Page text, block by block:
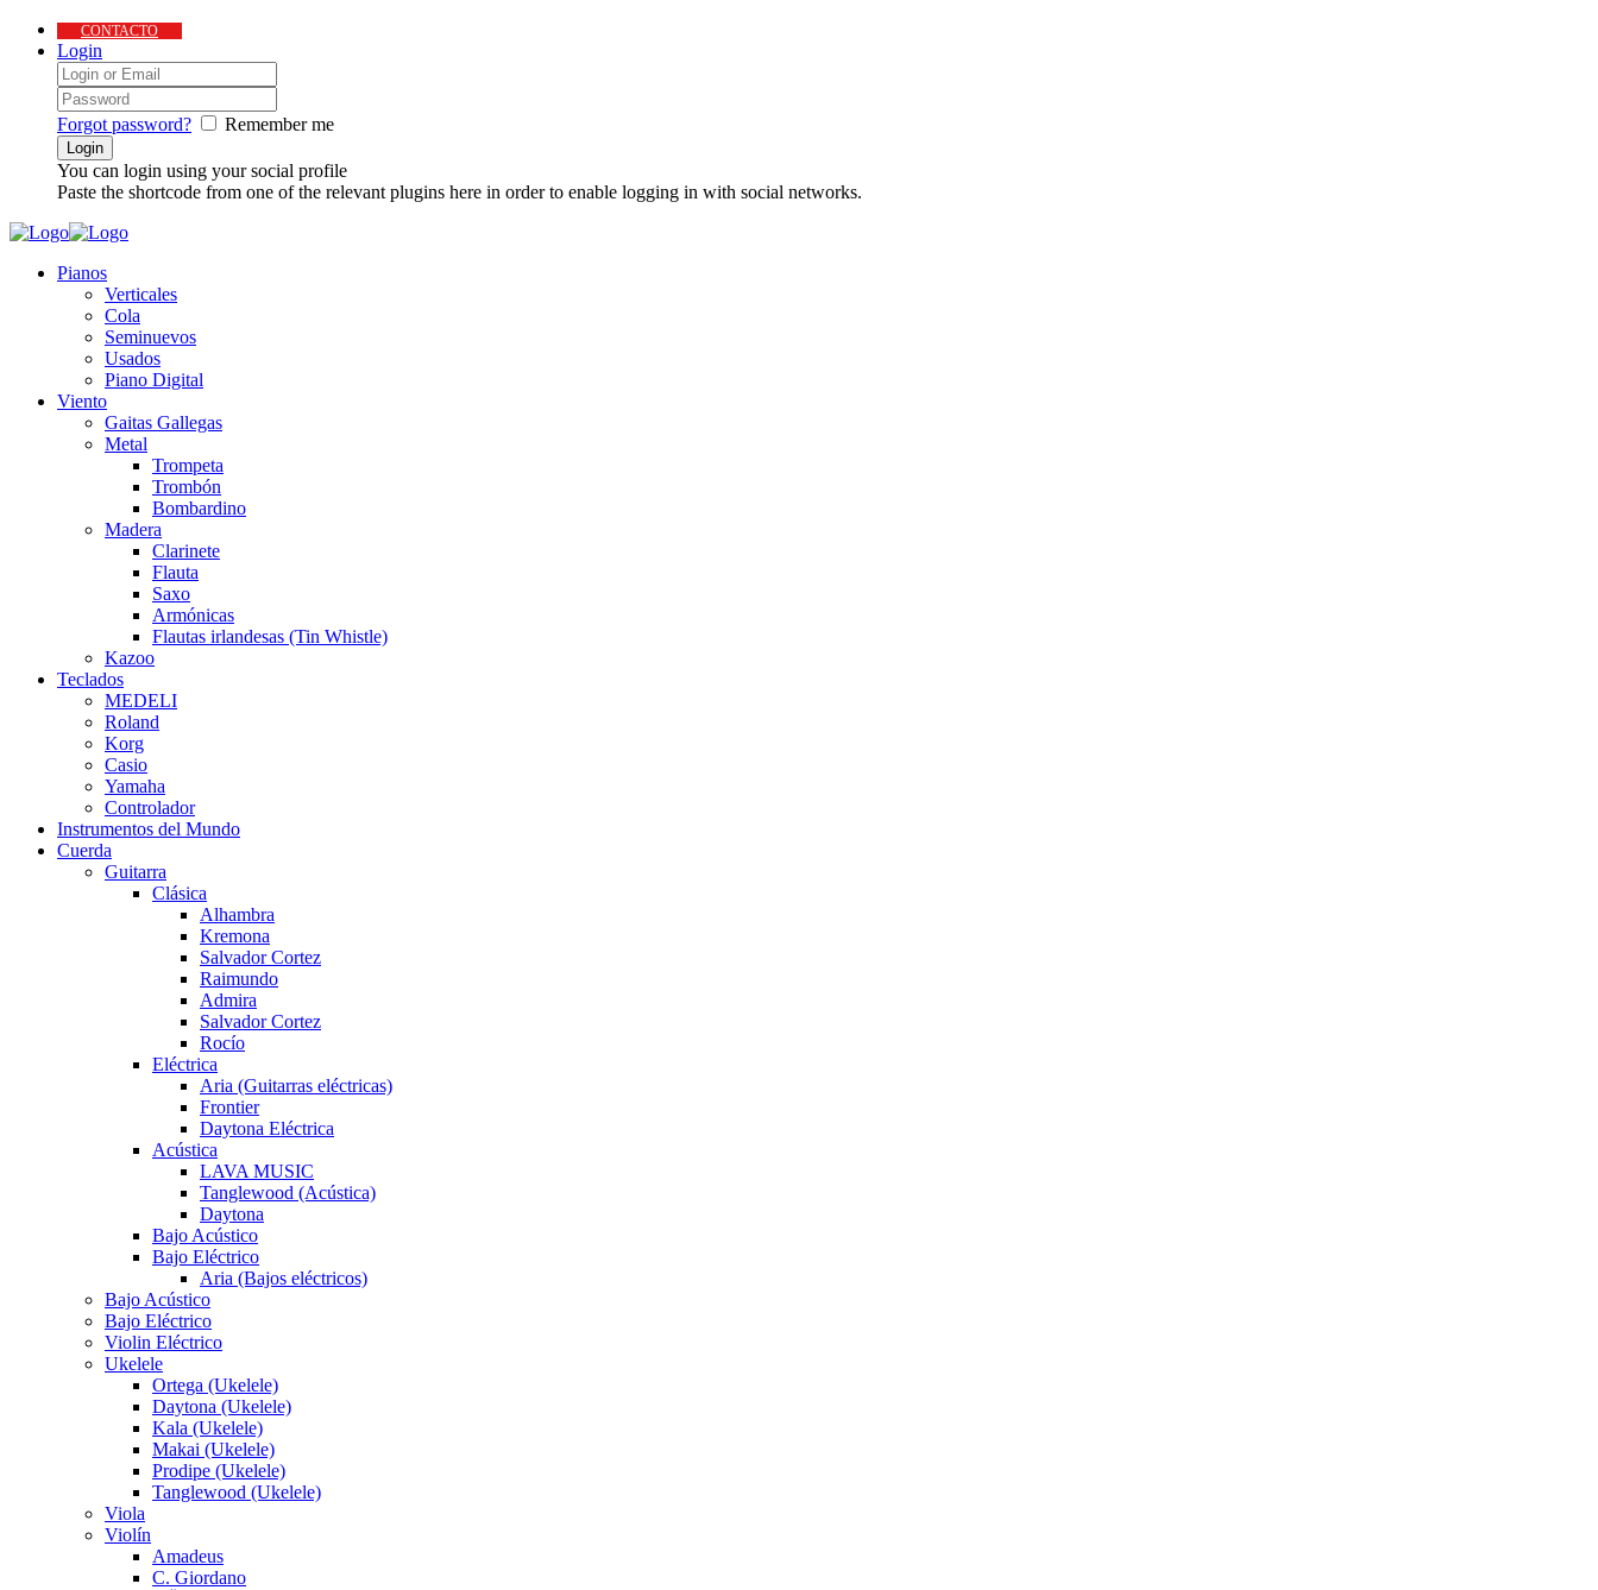
CONTACTO
Login
Forgot password? Remember me
You can login using your social profile
Paste the shortcode from one of the relevant plugins here in order to enable logging in with social networks.
Pianos
Verticales
Cola
Seminuevos
Usados
Piano Digital
Viento
Gaitas Gallegas
Metal
Trompeta
Trombón
Bombardino
Madera
Clarinete
Flauta
Saxo
Armónicas
Flautas irlandesas (Tin Whistle)
Kazoo
Teclados
MEDELI
Roland
Korg
Casio
Yamaha
Controlador
Instrumentos del Mundo
Cuerda
Guitarra
Clásica
Alhambra
Kremona
Salvador Cortez
Raimundo
Admira
Salvador Cortez
Rocío
Eléctrica
Aria (Guitarras eléctricas)
Frontier
Daytona Eléctrica
Acústica
LAVA MUSIC
Tanglewood (Acústica)
Daytona
Bajo Acústico
Bajo Eléctrico
Aria (Bajos eléctricos)
Bajo Acústico
Bajo Eléctrico
Violin Eléctrico
Ukelele
Ortega (Ukelele)
Daytona (Ukelele)
Kala (Ukelele)
Makai (Ukelele)
Prodipe (Ukelele)
Tanglewood (Ukelele)
Viola
Violín
Amadeus
C. Giordano